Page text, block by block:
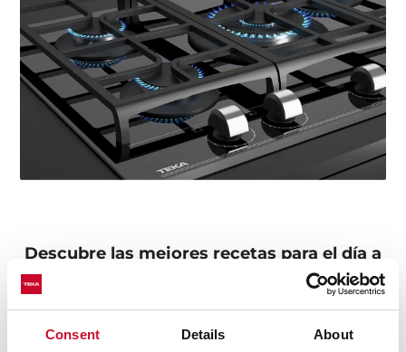
Consent Details About
Descubre las mejores recetas para el día a